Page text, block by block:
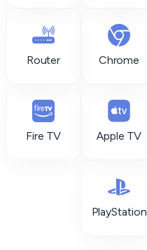
Router Chrome
Fire TV Apple TV
PlayStation